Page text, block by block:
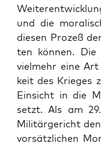
und die
die­sen Pro­zeß
ten kön­nen. Die
viel­mehr eine
keit des Krie­ges
Ein­sicht in die
setzt. Als am
Mili­tär­ge­richt
vor­sätz­li­chen